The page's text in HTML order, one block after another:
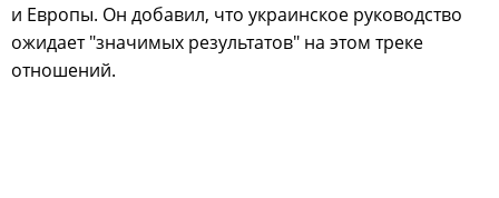
и Европы. Он добавил, что украинское руководство
ожидает "значимых результатов" на этом треке
отношений.